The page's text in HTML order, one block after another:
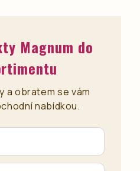
Magnum do
a obratem se vám
nabídkou.